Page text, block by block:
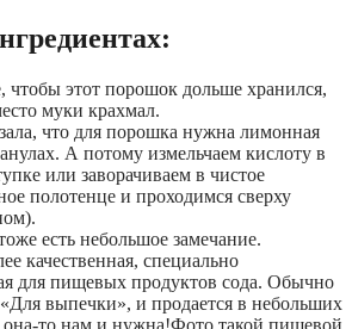
чтобы этот порошок дольше хранился,
муки крахмал.
что для порошка нужна лимонная
А потому измельчаем кислоту в
или заворачиваем в чистое
полотенце и проходимся сверху
есть небольшое замечание.
качественная, специально
для пищевых продуктов сода. Обычно
выпечки», и продается в небольших